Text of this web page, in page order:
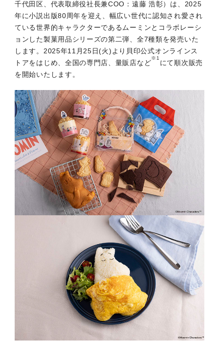
千代田区、代表取締役社長兼COO：遠藤 浩彰）は、2025
年に小説出版80周年を迎え、幅広い世代に認知され愛され
ている世界的キャラクターであるムーミンとコラボレーシ
ョンした製菓用品シリーズの第二弾、全7種類を発売いた
します。2025年11月25日(火)より貝印公式オンラインス
トアをはじめ、全国の専門店、量販店など
※1
にて順次販売
を開始いたします。